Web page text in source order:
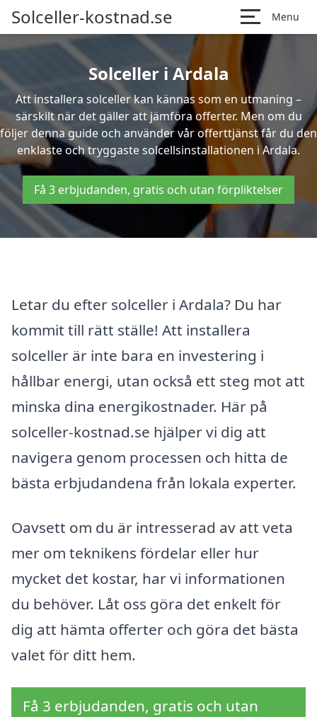
Solceller-kostnad.se Menu
Solceller i Ardala
Att installera solceller kan kännas som en utmaning –
särskilt när det gäller att jämföra offerter. Men om du
följer denna guide och använder vår offerttjänst får du den
enklaste och tryggaste solcellsinstallationen i Ardala.
Få 3 erbjudanden, gratis och utan förpliktelser
Letar du efter solceller i Ardala? Du har
kommit till rätt ställe! Att installera
solceller är inte bara en investering i
hållbar energi, utan också ett steg mot att
minska dina energikostnader. Här på
solceller-kostnad.se hjälper vi dig att
navigera genom processen och hitta de
bästa erbjudandena från lokala experter.
Oavsett om du är intresserad av att veta
mer om teknikens fördelar eller hur
mycket det kostar, har vi informationen
du behöver. Låt oss göra det enkelt för
dig att hämta offerter och göra det bästa
valet för ditt hem.
Få 3 erbjudanden, gratis och utan